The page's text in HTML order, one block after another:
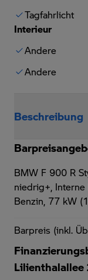
Tagfahrlicht
Interieur
Andere
Andere
Beschreibung
BMW F 900 R
niedrig+,
Benzin, 77 kW
Barpreis (inkl.